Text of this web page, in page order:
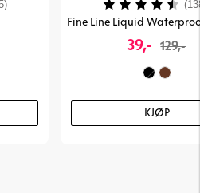
Fine Line Liquid
39,- 129,-
KJØP
Karakter: